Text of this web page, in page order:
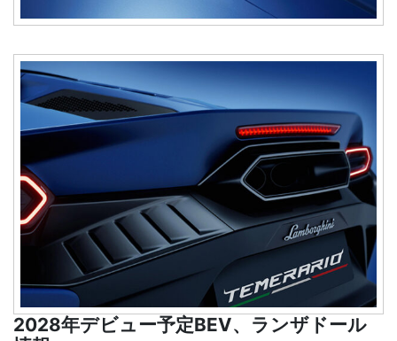
2028年デビュー予定BEV、ランザドール